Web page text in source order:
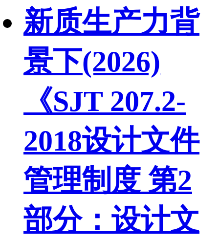
新质生产力背
景下(2026)
《SJT 207.2-
2018设计文件
管理制度 第2
部分：设计文